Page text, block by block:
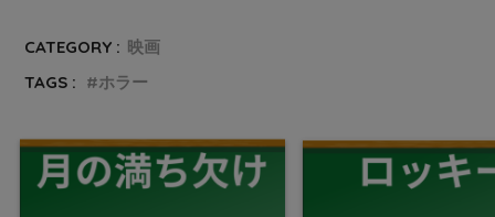
CATEGORY : 映画
TAGS :
ホラー